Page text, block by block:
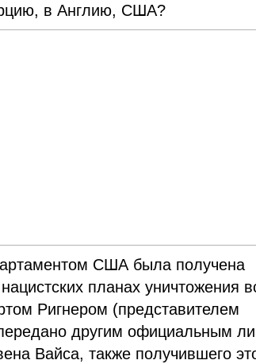
в Англию, США?
США была получена
планах уничтожения
Ригнером (представителем
другим официальным
Вайса, также получившего